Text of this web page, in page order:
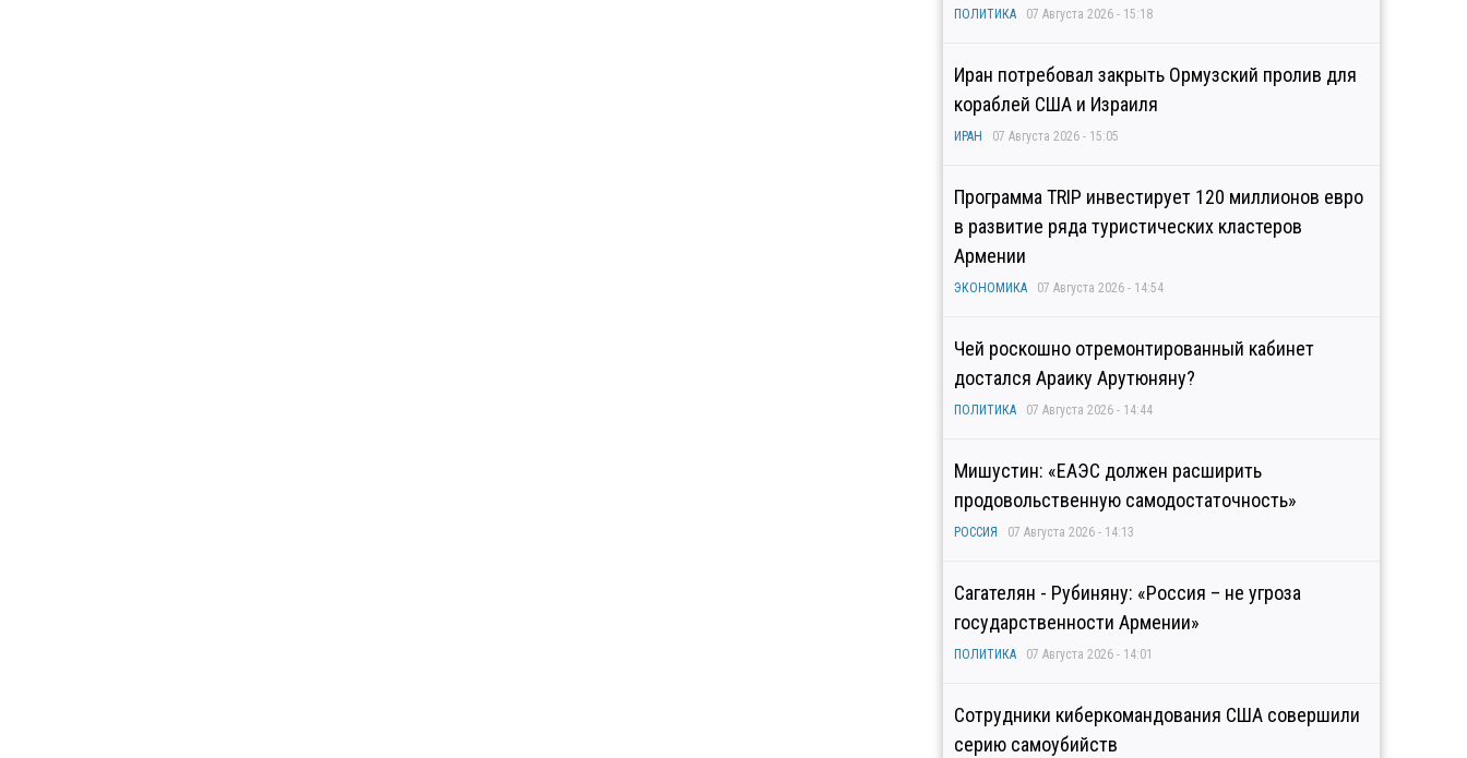
ПОЛИТИКА 07 Августа 2026 - 15:18
Иран потребовал закрыть Ормузский пролив для
кораблей США и Израиля
ИРАН 07 Августа 2026 - 15:05
Программа TRIP инвестирует 120 миллионов евро
в развитие ряда туристических кластеров
Армении
ЭКОНОМИКА 07 Августа 2026 - 14:54
Чей роскошно отремонтированный кабинет
достался Араику Арутюняну?
ПОЛИТИКА 07 Августа 2026 - 14:44
Мишустин: «ЕАЭС должен расширить
продовольственную самодостаточность»
РОССИЯ 07 Августа 2026 - 14:13
Сагателян - Рубиняну: «Россия – не угроза
государственности Армении»
ПОЛИТИКА 07 Августа 2026 - 14:01
Сотрудники киберкомандования США совершили
серию самоубийств